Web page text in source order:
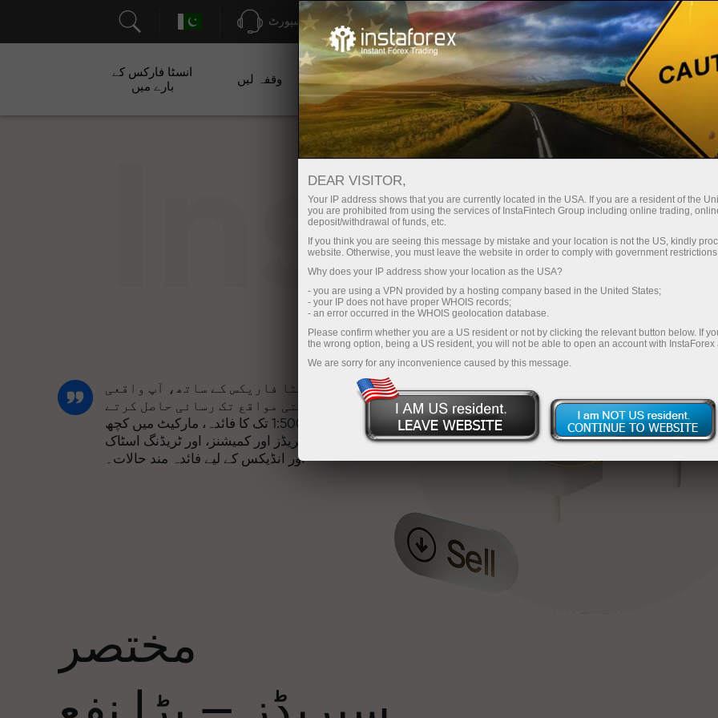
سپورٹ فوری اکاونٹ کھولیں تجارتی پلیٹ فارم
آموز کے لیے
سرمایہ کاروں کے
لیے
شراکت داروں کے
لئے
مہمات وقفہ لیں
انسٹا فارکس کے
بارے میں
انسٹا فاریکس کے ساتھ، آپ واقعی
مسابقتی مواقع تک رسائی حاصل کرتے
ہیں: 1:5000 تک کا فائدہ، مارکیٹ میں کچھ
بہترین اسپریڈز اور کمیشنز، اور ٹریڈنگ اسٹاک
اور انڈیکس کے لیے فائدہ مند حالات۔
جیسی قدروں کا اشتراک کرتی ہے۔ ایلس
لوپرائس ٹریڈنگ کی دنیا میں ڈرائیو
مختصر
DEAR VISITOR,
Your IP address shows that you are currently located in the USA. If you are a resident of the
you are prohibited from using the services of InstaFintech Group including online trading,
deposit/withdrawal of funds, etc.
If you think you are seeing this message by mistake and your location is not the US, kindly
website. Otherwise, you must leave the website in order to comply with government
Why does your IP address show your location as the USA?
- you are using a VPN provided by a hosting company based in the United States;
- your IP does not have proper WHOIS records;
- an error occurred in the WHOIS geolocation database.
Please confirm whether you are a US resident or not by clicking the relevant button below. If
the wrong option, being a US resident, you will not be able to open an account with InstaForex
We are sorry for any inconvenience caused by this message.